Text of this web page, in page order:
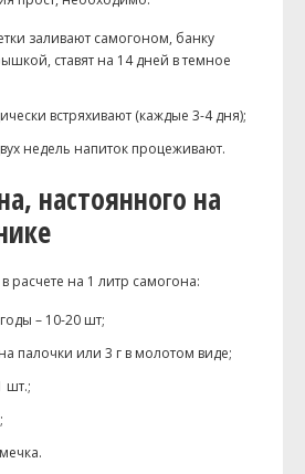
заливают самогоном, банку
ставят на 14 дней в темное
встряхивают (каждые 3-4 дня);
недель напиток процеживают.
настоянного на
расчете на 1 литр самогона:
– 10-20 шт;
палочки или 3 г в молотом виде;
шт.;